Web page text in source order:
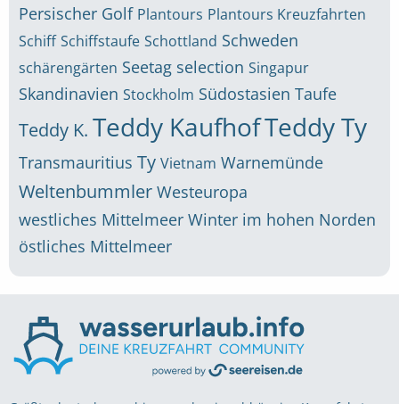
Persischer Golf Plantours Plantours Kreuzfahrten
Schiff Schiffstaufe Schottland Schweden
schärengärten Seetag selection Singapur
Skandinavien Stockholm Südostasien Taufe
Teddy K. Teddy KaufhofTeddy Ty
Transmauritius Ty Vietnam Warnemünde
Weltenbummler Westeuropa
westliches Mittelmeer Winter im hohen Norden
östliches Mittelmeer